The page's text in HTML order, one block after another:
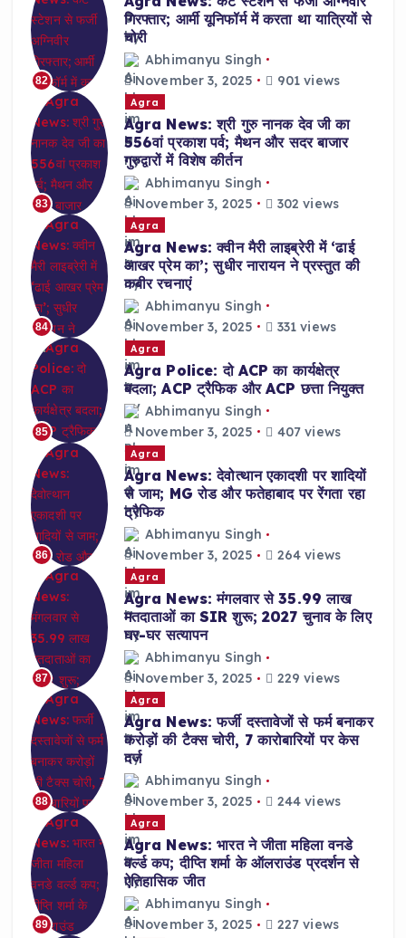
82
गिरफ्तार; आर्मी यूनिफॉर्म में करता था यात्रियों से
चोरी
Abhimanyu Singh
November 3, 2025
901 views
83
Agra
Agra News: श्री गुरु नानक देव जी का
556वां प्रकाश पर्व; मैथन और सदर बाजार
गुरुद्वारों में विशेष कीर्तन
Abhimanyu Singh
November 3, 2025
302 views
84
Agra
Agra News: क्वीन मैरी लाइब्रेरी में ‘ढाई
आखर प्रेम का’; सुधीर नारायन ने प्रस्तुत की
कबीर रचनाएं
Abhimanyu Singh
November 3, 2025
331 views
85
Agra
Agra Police: दो ACP का कार्यक्षेत्र
बदला; ACP ट्रैफिक और ACP छत्ता नियुक्त
Abhimanyu Singh
November 3, 2025
407 views
86
Agra
Agra News: देवोत्थान एकादशी पर शादियों
से जाम; MG रोड और फतेहाबाद पर रेंगता रहा
ट्रैफिक
Abhimanyu Singh
November 3, 2025
264 views
87
Agra
Agra News: मंगलवार से 35.99 लाख
मतदाताओं का SIR शुरू; 2027 चुनाव के लिए
घर-घर सत्यापन
Abhimanyu Singh
November 3, 2025
229 views
88
Agra
Agra News: फर्जी दस्तावेजों से फर्म बनाकर
करोड़ों की टैक्स चोरी, 7 कारोबारियों पर केस
दर्ज
Abhimanyu Singh
November 3, 2025
244 views
89
Agra
Agra News: भारत ने जीता महिला वनडे
वर्ल्ड कप; दीप्ति शर्मा के ऑलराउंड प्रदर्शन से
ऐतिहासिक जीत
Abhimanyu Singh
November 3, 2025
227 views